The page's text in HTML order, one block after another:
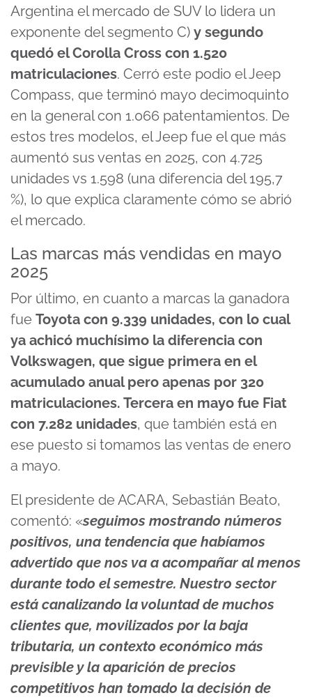
Argentina el mercado de SUV lo lidera un
exponente del segmento C) y segundo
quedó el Corolla Cross con 1.520
matriculaciones. Cerró este podio el Jeep
Compass, que terminó mayo decimoquinto
en la general con 1.066 patentamientos. De
estos tres modelos, el Jeep fue el que más
aumentó sus ventas en 2025, con 4.725
unidades vs 1.598 (una diferencia del 195,7
%), lo que explica claramente cómo se abrió
el mercado.
Las marcas más vendidas en mayo
2025
Por último, en cuanto a marcas la ganadora
fue Toyota con 9.339 unidades, con lo cual
ya achicó muchísimo la diferencia con
Volkswagen, que sigue primera en el
acumulado anual pero apenas por 320
matriculaciones. Tercera en mayo fue Fiat
con 7.282 unidades, que también está en
ese puesto si tomamos las ventas de enero
a mayo.
El presidente de ACARA, Sebastián Beato,
comentó: «seguimos mostrando números
positivos, una tendencia que habíamos
advertido que nos va a acompañar al menos
durante todo el semestre. Nuestro sector
está canalizando la voluntad de muchos
clientes que, movilizados por la baja
tributaria, un contexto económico más
previsible y la aparición de precios
competitivos han tomado la decisión de